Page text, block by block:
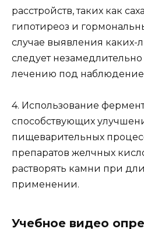
расстройств, таких как
гипотиреоз и
случае выявления каких-
следует незамедлительно
лечению под
4. Использование
способствующих
пищеварительных
препаратов желчных
растворять камни при
применении.
Учебное видео